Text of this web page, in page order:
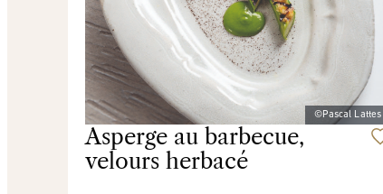
©Pascal Lattes
Asperge au barbecue,
velours herbacé